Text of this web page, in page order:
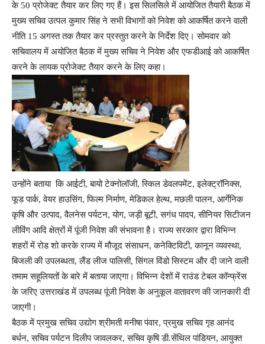
के 50 प्रोजेक्ट तैयार कर लिए गए हैं। इस सिलसिले में आयोजित तैयारी बैठक में
मुख्य सचिव उत्पल कुमार सिंह ने सभी विभागों को निवेश को आकर्षित करने वाली
नीति 15 अगस्त तक तैयार कर प्रस्तुत करने के निर्देश दिए। सोमवार को
सचिवालय में अयोजित बैठक में मुख्य सचिव ने निवेश और एफडीआई को आकर्षित
करने के लायक प्रोजेक्ट तैयार करने के लिए कहा।
उन्होंने बताया कि आईटी, बायो टेक्नोलॉजी, स्किल डेवलपमेंट, इलेक्ट्रॉनिक्स,
फूड पार्क, वेयर हाउसिंग, फिल्म निर्माण, मेडिकल हेल्थ, मछली पालन, आर्गेनिक
कृषि और उत्पाद, वैलनेस पर्यटन, योग, जड़ी बूटी, सगंध पादप, सीनियर सिटीजन
लीविंग आदि क्षेत्रों में पूंजी निवेश की संभावना है। राज्य सरकार द्वारा विभिन्न
शहरों में रोड शो करके राज्य में मौजूद संसाधन, कनेक्टिविटी, कानून व्यवस्था,
बिजली की उपलब्धता, लैंड लीज पालिसी, सिंगल विंडो सिस्टम और दी जाने वाली
तमाम सहूलियतों के बारे में बताया जाएगा। विभिन्न देशों में राउंड टेबल कॉन्फ्रेंस
के जरिए उत्तराखंड में उपलब्ध पूंजी निवेश के अनुकूल वातावरण की जानकारी दी
जाएगी।
बैठक में प्रमुख सचिव उद्योग श्रीमती मनीषा पंवार, प्रमुख सचिव गृह आनंद
बर्धन, सचिव पर्यटन दिलीप जावलकर, सचिव कृषि डी.सेंथिल पांडियन, आयुक्त